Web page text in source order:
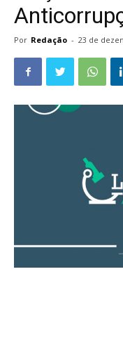
Por Redação - 23 de